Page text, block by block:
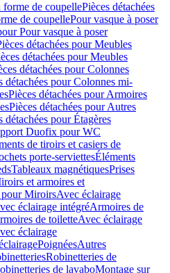
forme de coupellePièces détachées
de coupellePour vasque à poser
Pour vasque à poser
détachées pour Meubles
détachées pour Meubles
détachées pour Colonnes
détachées pour Colonnes mi-
Pièces détachées pour Armoires
Pièces détachées pour Autres
détachées pour Étagères
Duofix pour WC
de tiroirs et casiers de
porte-serviettesÉléments
Tableaux magnétiquesPrises
et armoires et
pour MiroirsAvec éclairage
éclairage intégréArmoires de
de toiletteAvec éclairage
éclairage
PoignéesAutres
Robinetteries de
de lavaboMontage sur